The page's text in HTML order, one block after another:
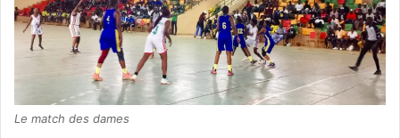
Le match des dames